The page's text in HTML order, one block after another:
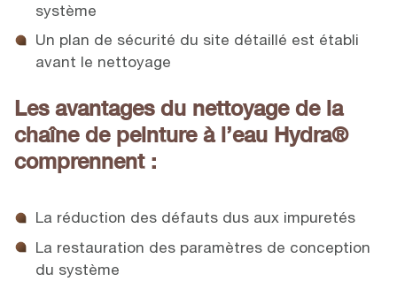
système
Un plan de sécurité du site détaillé est établi
avant le nettoyage
Les avantages du nettoyage de la
chaîne de peinture à l’eau Hydra®
comprennent :
La réduction des défauts dus aux impuretés
La restauration des paramètres de conception
du système